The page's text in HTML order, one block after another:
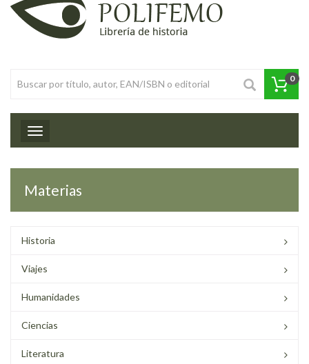
0
Toggle navigation
Materias
Historia
Viajes
Humanidades
Ciencias
Literatura